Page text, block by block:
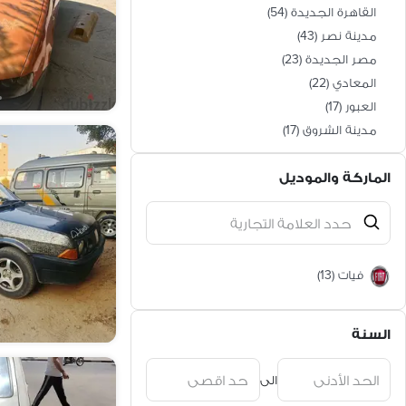
القاهرة الجديدة (
54
)
مدينة نصر (
43
)
مصر الجديدة (
23
)
المعادي (
22
)
العبور (
17
)
مدينة الشروق (
17
)
مدينة السلام (
16
)
شبرا (
11
)
حلوان (
11
)
مدينة بدر 11
)
المقطم (
10
)
عين شمس
المطرية
النزهة الجديدة
الماركة والموديل
فيات (
13
)
السنة
الى